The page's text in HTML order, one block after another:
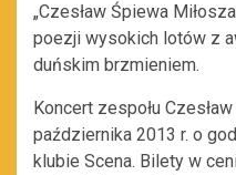
„Czesław Śpiewa
poezji wysokich lotów z
duńskim brzmieniem.
Koncert zespołu
października 2013 r. o
klubie Scena. Bilety w